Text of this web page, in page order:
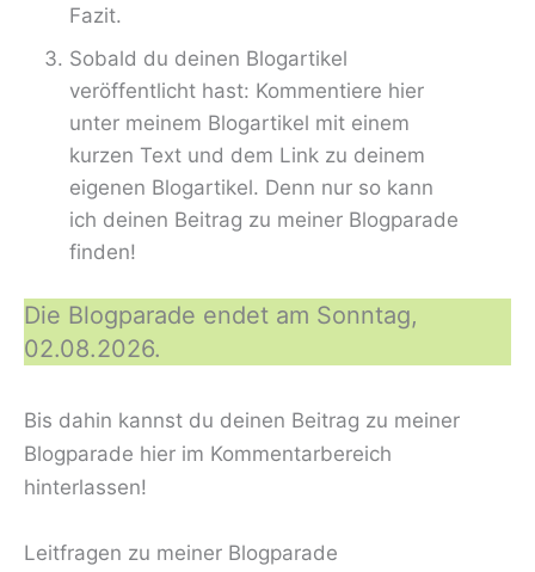
Fazit.
Sobald du deinen Blogartikel
veröffentlicht hast: Kommentiere hier
unter meinem Blogartikel mit einem
kurzen Text und dem Link zu deinem
eigenen Blogartikel. Denn nur so kann
ich deinen Beitrag zu meiner Blogparade
finden!
Die Blogparade endet am Sonntag,
02.08.2026.
Bis dahin kannst du deinen Beitrag zu meiner
Blogparade hier im Kommentarbereich
hinterlassen!
Leitfragen zu meiner Blogparade